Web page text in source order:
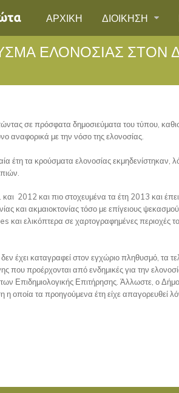
ΑΡΧΙΚΗ ΔΙΟΙΚΗΣΗ
ΕΛΟΝΟΣΊΑΣ ΣΤΟΝ
σε πρόσφατα δημοσιεύματα του τύπου,
αναφορικά με την νόσο της ελονοσίας.
έτη τα κρούσματα ελονοσίας
2012 και πιο στοχευμένα τα έτη 2013 και
και ακμαιοκτονίας τόσο με επίγειους
και ελικόπτερα σε χαρτογραφημένες περιοχές
έχει καταγραφεί στον εγχώριο πληθυσμό, τα
που προέρχονται από ενδημικές για την
Επιδημιολογικής Επιτήρησης. Άλλωστε, ο
η οποία τα προηγούμενα έτη είχε